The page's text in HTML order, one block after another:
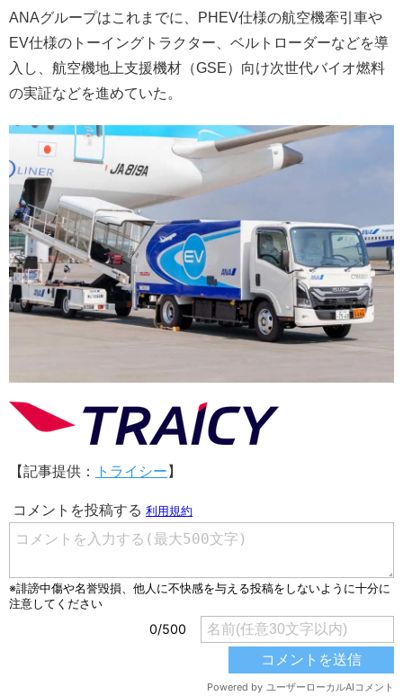
ANAグループはこれまでに、PHEV仕様の航空機牽引車や
EV仕様のトーイングトラクター、ベルトローダーなどを導
入し、航空機地上支援機材（GSE）向け次世代バイオ燃料
の実証などを進めていた。
【記事提供： トライシー 】